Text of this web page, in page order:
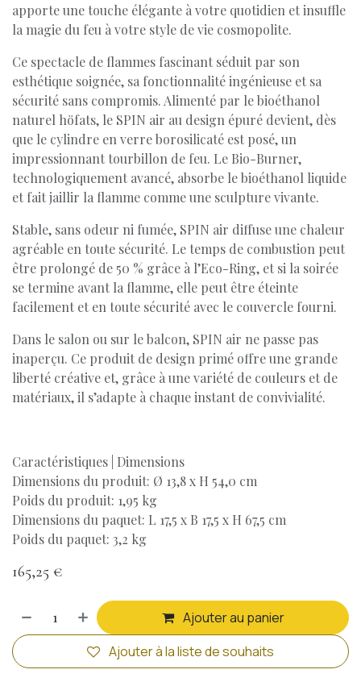
apporte une touche élégante à votre quotidien et insuffle
la magie du feu à votre style de vie cosmopolite.
Ce spectacle de flammes fascinant séduit par son
esthétique soignée, sa fonctionnalité ingénieuse et sa
sécurité sans compromis. Alimenté par le bioéthanol
naturel höfats, le SPIN air au design épuré devient, dès
que le cylindre en verre borosilicaté est posé, un
impressionnant tourbillon de feu. Le Bio-Burner,
technologiquement avancé, absorbe le bioéthanol liquide
et fait jaillir la flamme comme une sculpture vivante.
Stable, sans odeur ni fumée, SPIN air diffuse une chaleur
agréable en toute sécurité. Le temps de combustion peut
être prolongé de 50 % grâce à l’Eco-Ring, et si la soirée
se termine avant la flamme, elle peut être éteinte
facilement et en toute sécurité avec le couvercle fourni.
Dans le salon ou sur le balcon, SPIN air ne passe pas
inaperçu. Ce produit de design primé offre une grande
liberté créative et, grâce à une variété de couleurs et de
matériaux, il s’adapte à chaque instant de convivialité.
Caractéristiques | Dimensions
Dimensions du produit: Ø 13,8 x H 54,0 cm
Poids du produit: 1,95 kg
Dimensions du paquet: L 17,5 x B 17,5 x H 67,5 cm
Poids du paquet: 3,2 kg
165,25 €
Ajouter au panier
Ajouter à la liste de souhaits